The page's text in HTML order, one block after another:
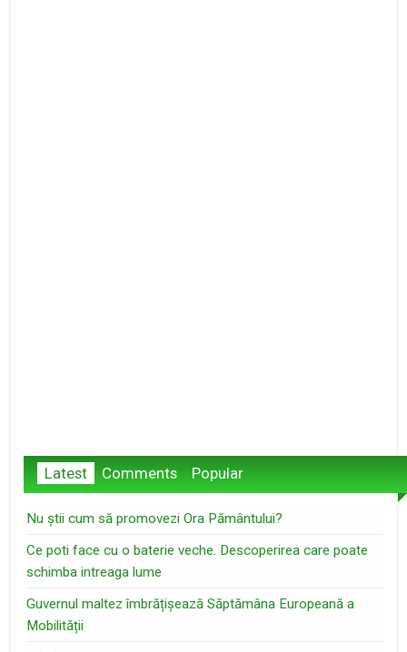
Latest Comments Popular
Nu știi cum să promovezi Ora Pământului?
Ce poti face cu o baterie veche. Descoperirea care poate
schimba intreaga lume
Guvernul maltez îmbrățișează Săptămâna Europeană a
Mobilității